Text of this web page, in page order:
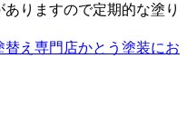
りますので定期的な塗り